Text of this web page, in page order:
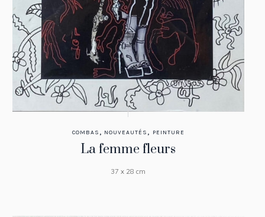
COMBAS , NOUVEAUTÉS , PEINTURE
La femme fleurs
37 x 28 cm